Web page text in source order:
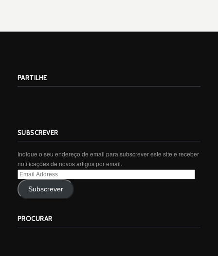
PARTILHE
SUBSCREVER
Indique o seu endereço de email para subscrever este site e receber
notificações de novos artigos por email.
Email
Address
Subscrever
PROCURAR